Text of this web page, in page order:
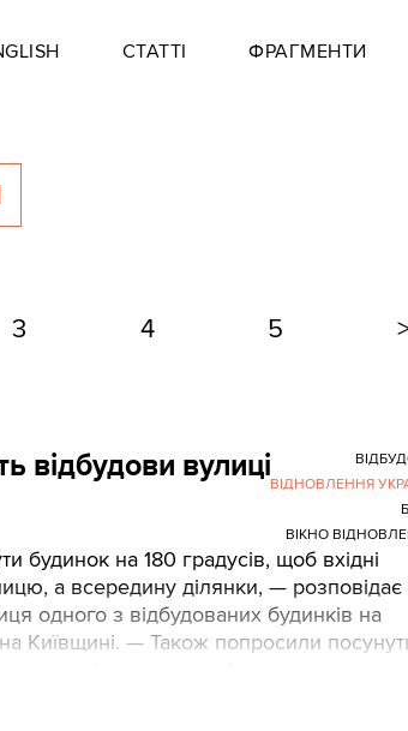
СТАТТІ ФРАГМЕНТИ
3 4 5
відбудови вулиці
будинок на 180 градусів, щоб вхідні
а всередину ділянки, — розповідає
одного з відбудованих будинків на
на Київщині. — Також попросили
ВІДНОВЛЕННЯ
ВІКНО